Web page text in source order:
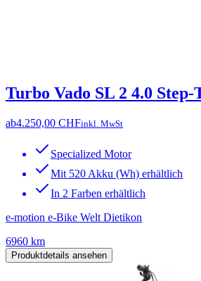
Turbo Vado SL 2 4.0
ab4.250,00 CHFinkl. MwSt
Specialized Motor
Mit 520 Akku (Wh) erhältlich
In 2 Farben erhältlich
e-motion e-Bike Welt Dietikon
6960 km
Produktdetails ansehen